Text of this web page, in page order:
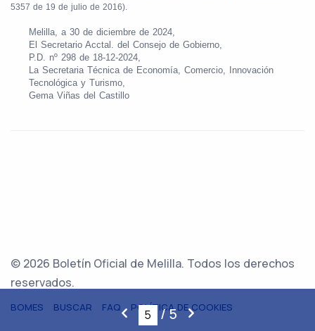
/5
5357 de 19 de julio de 2016).
Melilla, a 30 de diciembre de 2024,
El Secretario Acctal. del Consejo de Gobierno,
P.D. nº 298 de 18-12-2024,
La Secretaria Técnica de Economía, Comercio, Innovación
Tecnológica y Turismo,
Gema Viñas del Castillo
© 2026 Boletín Oficial de Melilla. Todos los derechos
reservados.
BOMES BUSCAR FAQ POLÍTICA DE COOKIES